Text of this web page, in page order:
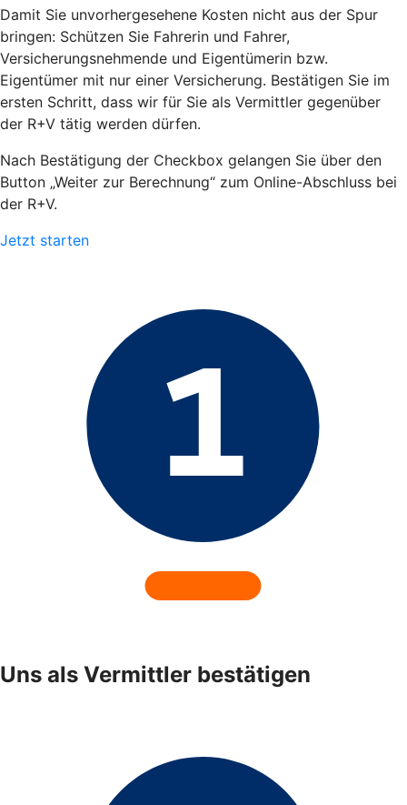
Damit Sie unvorhergesehene Kosten nicht aus der Spur
bringen: Schützen Sie Fahrerin und Fahrer,
Versicherungsnehmende und Eigentümerin bzw.
Eigentümer mit nur einer Versicherung. Bestätigen Sie im
ersten Schritt, dass wir für Sie als Vermittler gegenüber
der R+V tätig werden dürfen.
Nach Bestätigung der Checkbox gelangen Sie über den
Button „Weiter zur Berechnung“ zum Online-Abschluss bei
der R+V.
Jetzt starten
Uns als Vermittler bestätigen